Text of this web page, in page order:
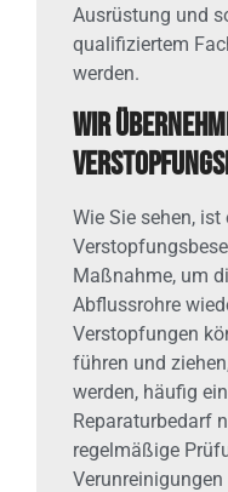
Ausrüstung und
qualifiziertem
werden.
Wir
Wie Sie sehen,
Maßnahme, um
Abflussrohre
Verstopfungen
führen und
werden, häufig
Reparaturbedarf
regelmäßige